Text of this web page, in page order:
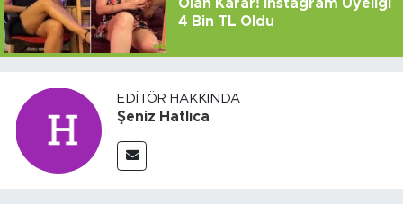
Olan Karar! Instagram Üyeliği
4 Bin TL Oldu
EDITÖR HAKKINDA
Şeniz Hatlıca